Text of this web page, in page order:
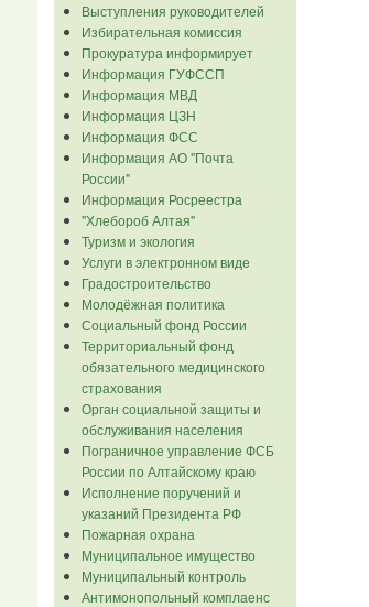
Выступления руководителей
Избирательная комиссия
Прокуратура информирует
Информация ГУФССП
Информация МВД
Информация ЦЗН
Информация ФСС
Информация АО "Почта
России"
Информация Росреестра
"Хлебороб Алтая"
Туризм и экология
Услуги в электронном виде
Градостроительство
Молодёжная политика
Социальный фонд России
Территориальный фонд
обязательного медицинского
страхования
Орган социальной защиты и
обслуживания населения
Пограничное управление ФСБ
России по Алтайскому краю
Исполнение поручений и
указаний Президента РФ
Пожарная охрана
Муниципальное имущество
Муниципальный контроль
Антимонопольный комплаенс